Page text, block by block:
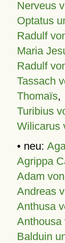
Nerveus
Optatus
Radulf
Maria
Radulf
Tassach
Thomaïs,
Turibius
Wilicarus
• neu:
Agrippa
Adam
Andreas
Anthusa
Anthousa
Balduin